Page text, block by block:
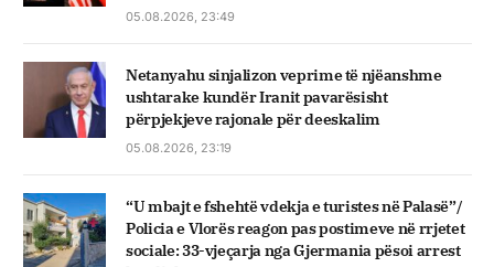
05.08.2026, 23:49
Netanyahu sinjalizon veprime të njëanshme
ushtarake kundër Iranit pavarësisht
përpjekjeve rajonale për deeskalim
05.08.2026, 23:19
“U mbajt e fshehtë vdekja e turistes në Palasë”/
Policia e Vlorës reagon pas postimeve në rrjetet
sociale: 33-vjeçarja nga Gjermania pësoi arrest